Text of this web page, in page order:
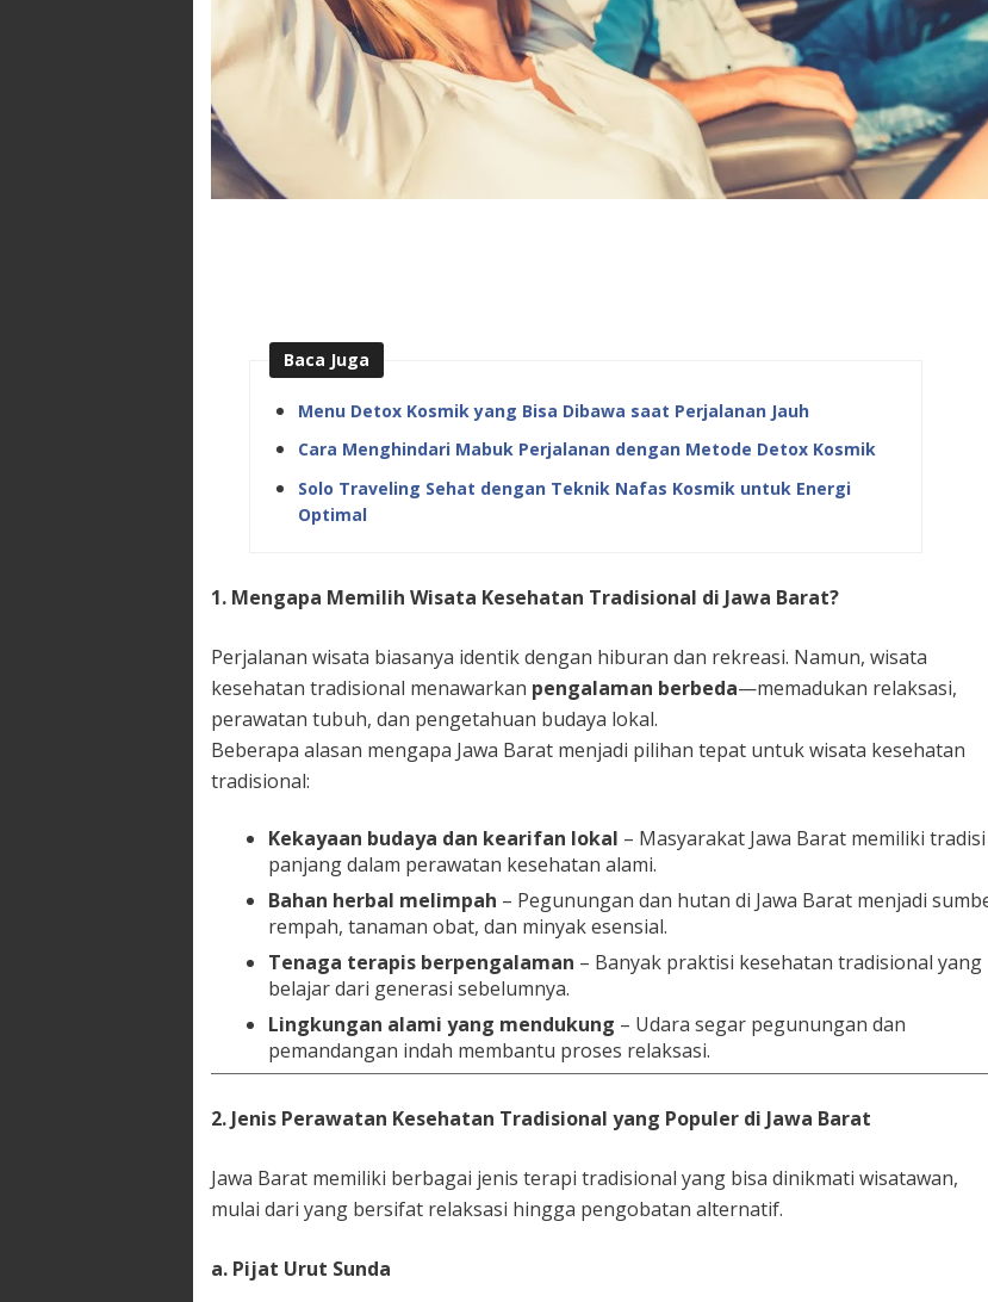
Baca Juga
Menu Detox Kosmik yang Bisa Dibawa saat Perjalanan Jauh
Cara Menghindari Mabuk Perjalanan dengan Metode Detox Kosmik
Solo Traveling Sehat dengan Teknik Nafas Kosmik untuk Energi
Optimal
1. Mengapa Memilih Wisata Kesehatan Tradisional di Jawa Barat?
Perjalanan wisata biasanya identik dengan hiburan dan rekreasi. Namun, wisata
kesehatan tradisional menawarkan pengalaman berbeda—memadukan relaksasi,
perawatan tubuh, dan pengetahuan budaya lokal.
Beberapa alasan mengapa Jawa Barat menjadi pilihan tepat untuk wisata kesehatan
tradisional:
Kekayaan budaya dan kearifan lokal – Masyarakat Jawa Barat memiliki tradisi
panjang dalam perawatan kesehatan alami.
Bahan herbal melimpah – Pegunungan dan hutan di Jawa Barat menjadi
rempah, tanaman obat, dan minyak esensial.
Tenaga terapis berpengalaman – Banyak praktisi kesehatan tradisional yang
belajar dari generasi sebelumnya.
Lingkungan alami yang mendukung – Udara segar pegunungan dan
pemandangan indah membantu proses relaksasi.
2. Jenis Perawatan Kesehatan Tradisional yang Populer di Jawa Barat
Jawa Barat memiliki berbagai jenis terapi tradisional yang bisa dinikmati wisatawan,
mulai dari yang bersifat relaksasi hingga pengobatan alternatif.
a. Pijat Urut Sunda